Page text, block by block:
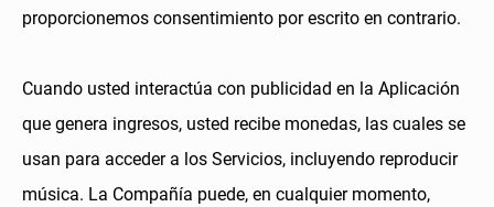
proporcionemos consentimiento por escrito en contrario.
Cuando usted interactúa con publicidad en la Aplicación
que genera ingresos, usted recibe monedas, las cuales se
usan para acceder a los Servicios, incluyendo reproducir
música. La Compañía puede, en cualquier momento,